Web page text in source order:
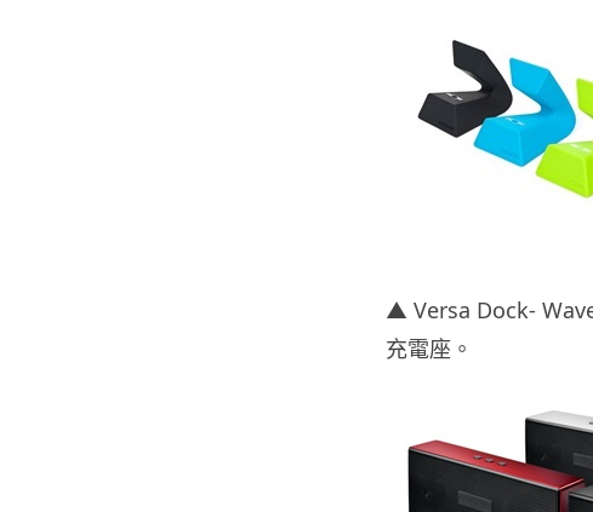
▲ Versa Dock-
充電座。